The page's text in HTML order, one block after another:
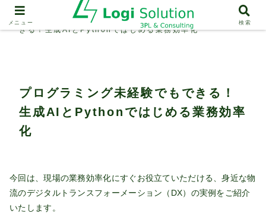
物流分析
プログラミング未経験でもで
きる！生成AIとPythonではじめる業務効率化
プログラミング未経験でもできる！
生成AIとPythonではじめる業務効率
化
今回は、現場の業務効率化にすぐお役立ていただける、身近な物
流のデジタルトランスフォーメーション（DX）の実例をご紹介
いたします。
メニュー 検索